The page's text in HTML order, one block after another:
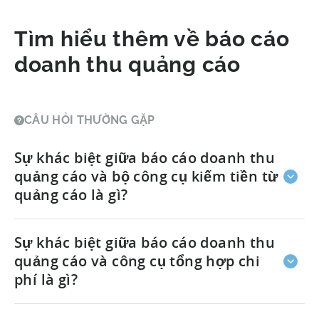
Tìm hiểu thêm về báo cáo
doanh thu quảng cáo
CÂU HỎI THƯỜNG GẶP
Sự khác biệt giữa báo cáo doanh thu
quảng cáo và bộ công cụ kiếm tiền từ
quảng cáo là gì?
thống báo cáo doanh thu quảng cáo của chúng tôi
đều ghi nhận kết quảcủa các hoạt động xuất bản
quảng cáo của bạn. Nắm rõ các chỉ số eCPM, eCPC
và doanh thu quảng cáo khi quyết định hiển thị
quảng cáo trong ứng dụng.
Sự khác biệt giữa báo cáo doanh thu
quảng cáo và công cụ tổng hợp chi
phí là gì?